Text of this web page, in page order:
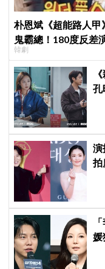
朴恩斌《超能路人
鬼霸總！180度反差
韓劇
孔
演
拍
媛